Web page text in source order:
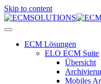
Skip to content
ECM Lösungen
ELO ECM Suite
Übersicht
Mobiles